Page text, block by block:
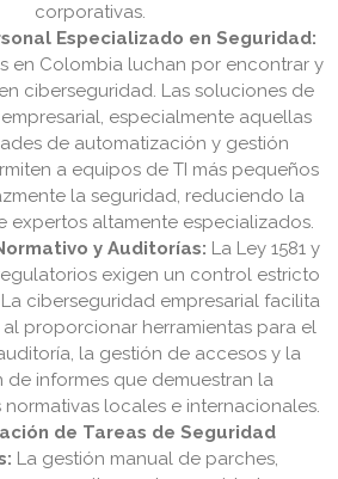
corporativas.
Especializado en Seguridad:
en Colombia luchan por encontrar y
ciberseguridad. Las soluciones de
especialmente aquellas
de automatización y gestión
a equipos de TI más pequeños
la seguridad, reduciendo la
expertos altamente especializados.
y Auditorías: La Ley 1581 y
exigen un control estricto
ciberseguridad empresarial facilita
proporcionar herramientas para el
la gestión de accesos y la
de informes que demuestran la
locales e internacionales.
de Tareas de Seguridad
La gestión manual de parches,